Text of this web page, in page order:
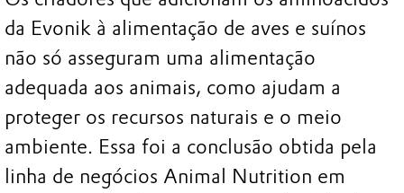
da Evonik à alimentação de aves e suínos
não só asseguram uma alimentação
adequada aos animais, como ajudam a
proteger os recursos naturais e o meio
ambiente. Essa foi a conclusão obtida pela
linha de negócios Animal Nutrition em